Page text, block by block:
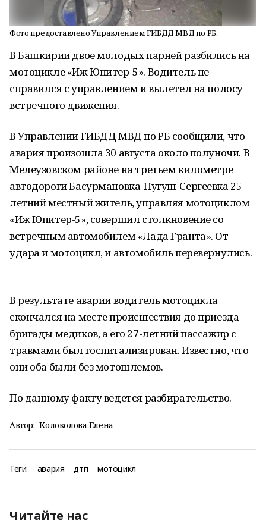
Фото предоставлено Управлением ГИБДД МВД по РБ.
В Башкирии двое молодых парней разбились на
мотоцикле «Иж Юпитер-5». Водитель не
справился с управлением и вылетел на полосу
встречного движения.
В Управлении ГИБДД МВД по РБ сообщили, что
авария произошла 30 августа около полуночи. В
Мелеузовском районе на третьем километре
автодороги Басурмановка-Нугуш-Сергеевка 25-
летний местный житель, управляя мотоциклом
«Иж Юпитер-5», совершил столкновение со
встречным автомобилем «Лада Гранта». От
удара и мотоцикл, и автомобиль перевернулись.
В результате аварии водитель мотоцикла
скончался на месте происшествия до приезда
бригады медиков, а его 27-летний пассажир с
травмами был госпитализирован. Известно, что
они оба были без мотошлемов.
По данному факту ведется разбирательство.
Автор: Колоколова Елена
Теги: авария дтп мотоцикл
Читайте нас